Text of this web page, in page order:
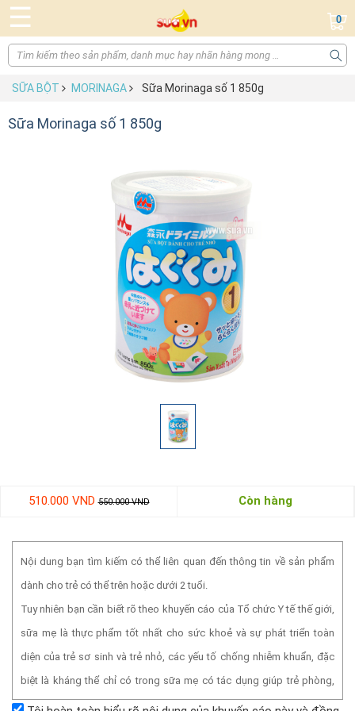
☰ 0
SỮA BỘT MORINAGA Sữa Morinaga số 1 850g
Sữa Morinaga số 1 850g
510.000 VND 550.000 VND Còn hàng
Nội dung bạn tìm kiếm có thể liên quan đến thông tin về sản phẩm
dành cho trẻ có thể trên hoặc dưới 2 tuổi.
Tuy nhiên bạn cần biết rõ theo khuyến cáo của Tổ chức Y tế thế giới,
sữa mẹ là thực phẩm tốt nhất cho sức khoẻ và sự phát triển toàn
diện của trẻ sơ sinh và trẻ nhỏ, các yếu tố chống nhiễm khuẩn, đặc
biệt là kháng thể chỉ có trong sữa mẹ có tác dụng giúp trẻ phòng,
chống bệnh tiêu chảy, nhiễm khuẩn đường hô hấp và một số bệnh